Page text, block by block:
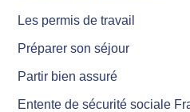
Les permis de travail
Préparer son séjour
Partir bien assuré
Entente de sécurité sociale